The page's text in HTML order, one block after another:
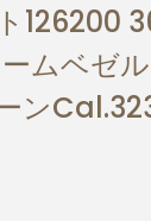
ームベゼ
ン